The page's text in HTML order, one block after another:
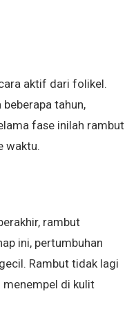
aktif dari folikel.
tahun,
fase inilah rambut
waktu.
rambut
ini, pertumbuhan
Rambut tidak lagi
menempel di kulit